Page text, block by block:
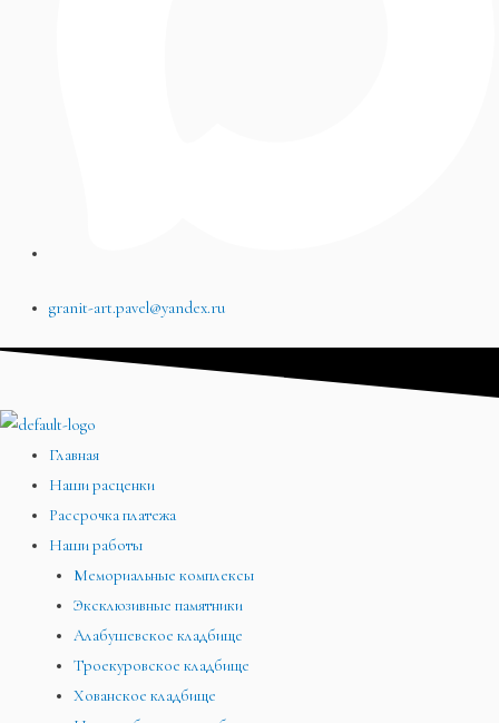
granit-art.pavel@yandex.ru
Главная
Наши расценки
Рассрочка платежа
Наши работы
Мемориальные комплексы
Эксклюзивные памятники
Алабушевское кладбище
Троекуровское кладбище
Хованское кладбище